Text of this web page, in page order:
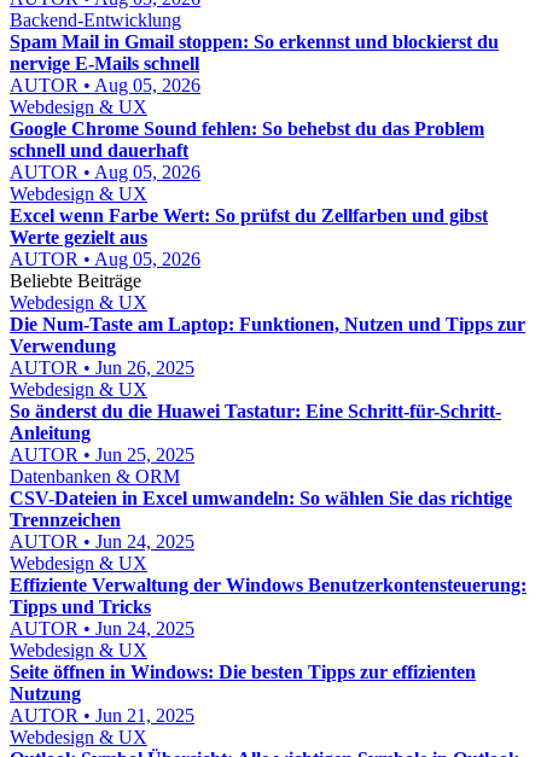
Backend-Entwicklung
Spam Mail in Gmail stoppen: So erkennst und blockierst du
nervige E-Mails schnell
AUTOR • Aug 05, 2026
Webdesign & UX
Google Chrome Sound fehlen: So behebst du das Problem
schnell und dauerhaft
AUTOR • Aug 05, 2026
Webdesign & UX
Excel wenn Farbe Wert: So prüfst du Zellfarben und gibst
Werte gezielt aus
AUTOR • Aug 05, 2026
Beliebte Beiträge
Webdesign & UX
Die Num-Taste am Laptop: Funktionen, Nutzen und Tipps zur
Verwendung
AUTOR • Jun 26, 2025
Webdesign & UX
So änderst du die Huawei Tastatur: Eine Schritt-für-Schritt-
Anleitung
AUTOR • Jun 25, 2025
Datenbanken & ORM
CSV-Dateien in Excel umwandeln: So wählen Sie das richtige
Trennzeichen
AUTOR • Jun 24, 2025
Webdesign & UX
Effiziente Verwaltung der Windows Benutzerkontensteuerung:
Tipps und Tricks
AUTOR • Jun 24, 2025
Webdesign & UX
Seite öffnen in Windows: Die besten Tipps zur effizienten
Nutzung
AUTOR • Jun 21, 2025
Webdesign & UX